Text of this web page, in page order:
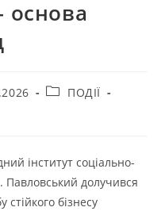
основа
ПОДІЇ
інститут соціально-
Павловський долучився
стійкого бізнесу